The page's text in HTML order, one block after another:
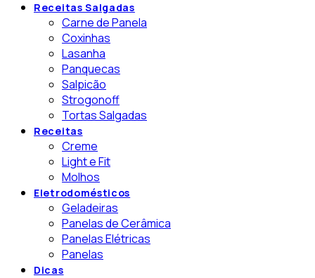
Receitas Salgadas
Carne de Panela
Coxinhas
Lasanha
Panquecas
Salpicão
Strogonoff
Tortas Salgadas
Receitas
Creme
Light e Fit
Molhos
Eletrodomésticos
Geladeiras
Panelas de Cerâmica
Panelas Elétricas
Panelas
Dicas